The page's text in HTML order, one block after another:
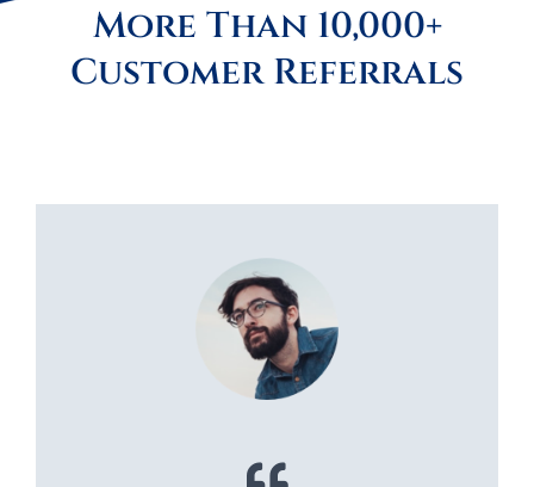
More Than 10,000+
Customer Referrals